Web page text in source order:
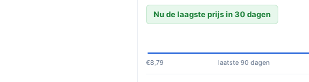
Nu de laagste prijs in 30 dagen
€8,79 laatste 90 dagen